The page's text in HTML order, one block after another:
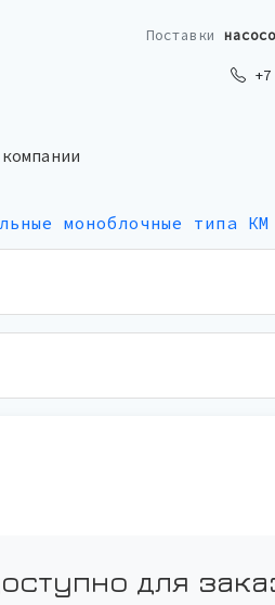
Поставки
моноблочные типа КМ
для